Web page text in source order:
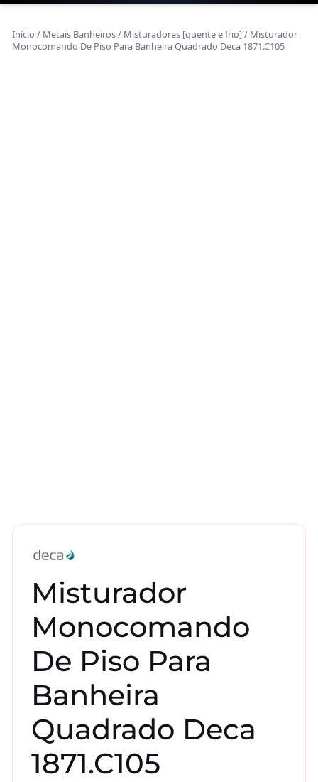
Início / Metais Banheiros/ Misturadores [quente e frio]/ Misturador
Monocomando De Piso Para Banheira Quadrado Deca 1871.C105
Misturador
Monocomando
De Piso Para
Banheira
Quadrado Deca
1871.C105